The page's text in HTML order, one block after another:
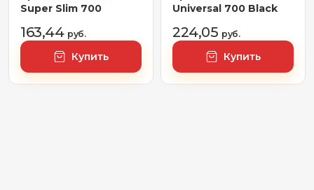
Super Slim 700
163,44 руб.
Купить
Universal 700 Black
224,05 руб.
Купить